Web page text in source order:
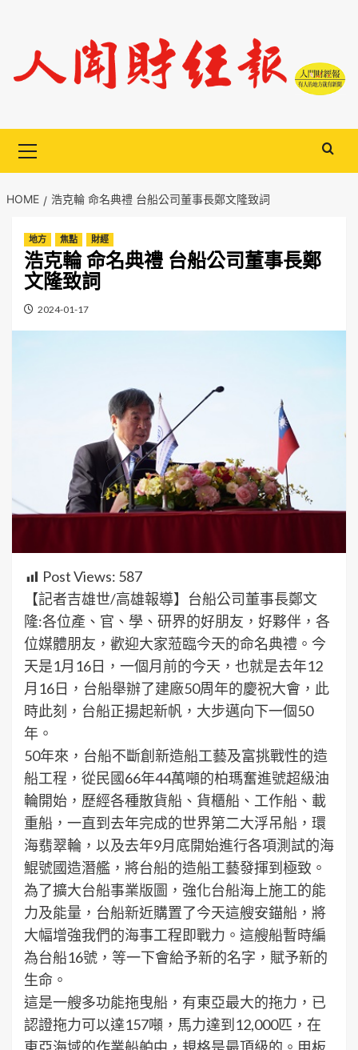
content
Menu
HOME 浩克輪 命名典禮 台船公司董事長鄭文隆致詞
地方 焦點 財經
浩克輪 命名典禮 台船公司董事長鄭
文隆致詞
2024-01-17
Post Views: 587
【記者吉雄世/高雄報導】台船公司董事長鄭文
隆:各位產、官、學、研界的好朋友，好夥伴，各
位媒體朋友，歡迎大家蒞臨今天的命名典禮。今
天是1月16日，一個月前的今天，也就是去年12
月16日，台船舉辦了建廠50周年的慶祝大會，此
時此刻，台船正揚起新帆，大步邁向下一個50
年。
50年來，台船不斷創新造船工藝及富挑戰性的造
船工程，從民國66年44萬噸的柏瑪奮進號超級油
輪開始，歷經各種散貨船、貨櫃船、工作船、載
重船，一直到去年完成的世界第二大浮吊船，環
海翡翠輪，以及去年9月底開始進行各項測試的海
鯤號國造潛艦，將台船的造船工藝發揮到極致。
為了擴大台船事業版圖，強化台船海上施工的能
力及能量，台船新近購置了今天這艘安錨船，將
大幅增強我們的海事工程即戰力。這艘船暫時編
為台船16號，等一下會給予新的名字，賦予新的
生命。
這是一艘多功能拖曳船，有東亞最大的拖力，已
認證拖力可以達157噸，馬力達到12,000匹，在